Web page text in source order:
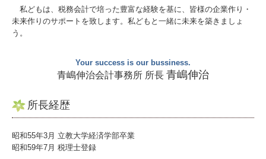
セミナー案内
関与先向け融資商品ご紹介
経営者オススメ情報
私どもは、税務会計で培った豊富な経験を基に、皆様の企業作り・
未来作りのサポートを致します。私どもと一緒に未来を築きましょ
う。
Your success is our bussiness.
青嶋伸治会計事務所 所長 青嶋伸治
所長経歴
昭和55年3月 立教大学経済学部卒業
昭和59年7月 税理士登録